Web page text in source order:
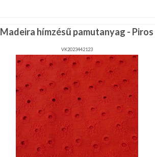
Madeira hímzésű pamutanyag - Piros
VK2023442123